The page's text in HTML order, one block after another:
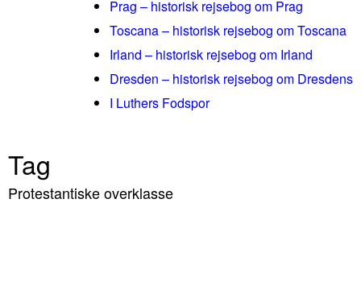
Prag – historisk rejsebog om Prag
Toscana – historisk rejsebog om Toscana
Irland – historisk rejsebog om Irland
Dresden – historisk rejsebog om Dresdens
I Luthers Fodspor
Tag
Protestantiske overklasse